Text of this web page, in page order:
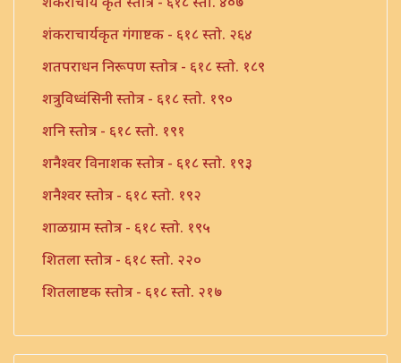
शंकराचार्यकृत गंगाष्टक - ६१८ स्तो. २६४
शतपराधन निरूपण स्तोत्र - ६१८ स्तो. १८९
शत्रुविध्वंसिनी स्तोत्र - ६१८ स्तो. १९०
शनि स्तोत्र - ६१८ स्तो. १९१
शनैश्वर विनाशक स्तोत्र - ६१८ स्तो. १९३
शनैश्वर स्तोत्र - ६१८ स्तो. १९२
शाळग्राम स्तोत्र - ६१८ स्तो. १९५
शितला स्तोत्र - ६१८ स्तो. २२०
शितलाष्टक स्तोत्र - ६१८ स्तो. २१७
शिव नामावली - ६१८ स्तो. ३९०